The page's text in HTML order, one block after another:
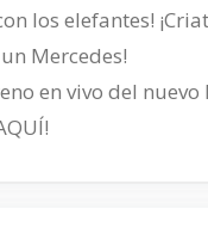
los elefantes!
Mercedes!
en vivo del nuevo